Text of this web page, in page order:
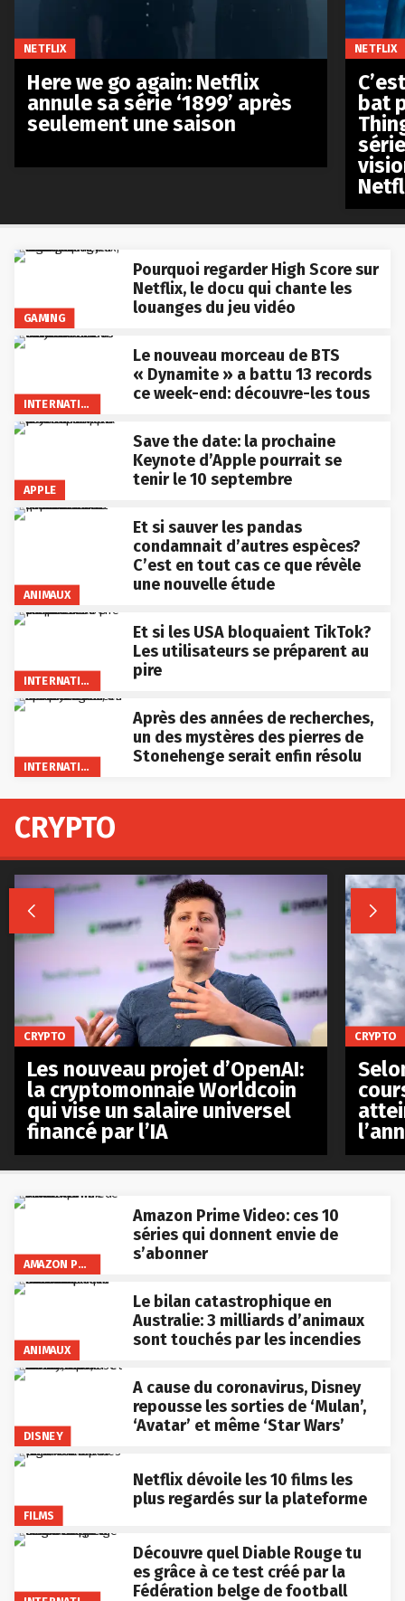
GAMING
Pourquoi regarder High Score sur
Netflix, le docu qui chante les
louanges du jeu vidéo
INTERNATIONAL
Le nouveau morceau de BTS
« Dynamite » a battu 13 records
ce week-end: découvre-les tous
APPLE
Save the date: la prochaine
Keynote d’Apple pourrait se
tenir le 10 septembre
ANIMAUX
Et si sauver les pandas
condamnait d’autres espèces?
C’est en tout cas ce que révèle
une nouvelle étude
INTERNATIONAL
Et si les USA bloquaient TikTok?
Les utilisateurs se préparent au
pire
INTERNATIONAL
Après des années de recherches,
un des mystères des pierres de
Stonehenge serait enfin résolu
AMAZON PRIME VIDEO
Amazon Prime Video: ces 10
séries qui donnent envie de
s’abonner
ANIMAUX
Le bilan catastrophique en
Australie: 3 milliards d’animaux
sont touchés par les incendies
DISNEY
A cause du coronavirus, Disney
repousse les sorties de ‘Mulan’,
‘Avatar’ et même ‘Star Wars’
FILMS
Netflix dévoile les 10 films les
plus regardés sur la plateforme
Découvre quel Diable Rouge tu
es grâce à ce test créé par la
Fédération belge de football
NETFLIX
Here we go again: Netflix
annule sa série ‘1899’ après
seulement une saison
NETFLIX
bat
CRYPTO
 
CRYPTO
Les nouveau projet d’OpenAI:
la cryptomonnaie Worldcoin
qui vise un salaire universel
financé par l’IA
CRYPTO